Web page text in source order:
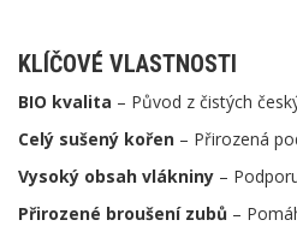
KLÍČOVÉ VLASTNOSTI
BIO kvalita – Původ z čistých
Celý sušený kořen – Přirozená
Vysoký obsah vlákniny –
Přirozené broušení zubů –